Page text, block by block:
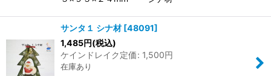
サンタ１ シナ材 [48091]
1,485円(税込)
ケインドレイク定価: 1,500円
在庫あり